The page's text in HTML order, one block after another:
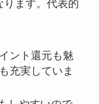
ります。代表的
ント還元も魅
充実していま